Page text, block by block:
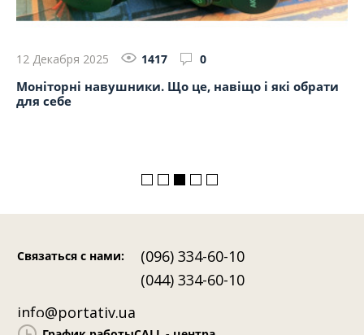
12 Декабря 2025 1417 0
Моніторні навушники. Що це, навіщо і які обрати
для себе
Связаться с нами:
(096) 334-60-10
(044) 334-60-10
info@portativ.ua